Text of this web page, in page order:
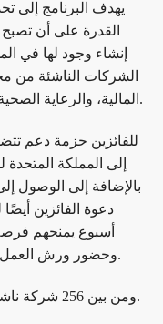
يهدف البرنامج إلى
القدرة على أن
إنشاء وجود لها في
الشركات الناشئة من
المالية، والرعاية الصحية، والذكاء الاصطناعي، وأمان المعلومات.
إلى المملكة
بالإضافة إلى الوصول
دعوة الفائزين
أسبوع يمنحهم
وحضور ورش العمل، والاجتماع بخبراء مرموقين في مجالهم.
ومن بين 256 شركة ناشئة تكنولوجية من أوروبا وتركيا وإسرائيل.